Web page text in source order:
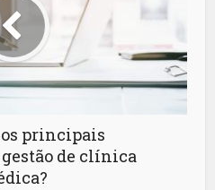
os principais
de clínica